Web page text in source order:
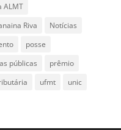
ALMT
Riva
Notícias
posse
públicas
prêmio
ufmt unic